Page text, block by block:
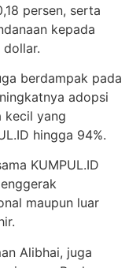
persen, serta
kepada
berdampak pada
adopsi
kecil yang
hingga 94%.
KUMPUL.ID
maupun luar
Alibhai, juga